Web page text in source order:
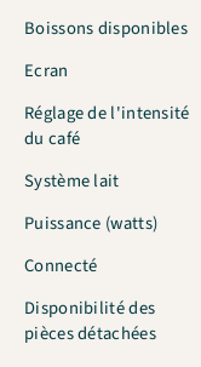
Boissons disponibles
Ecran
Réglage de l'intensité
du café
Système lait
Puissance (watts)
Connecté
Disponibilité des
pièces détachées